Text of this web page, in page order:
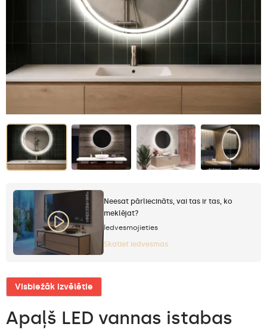
Neesat pārliecināts, vai tas ir tas, ko
meklējat?
Iedvesmojieties
Skatiet iedvesmas
Visbiežāk izvēlētie
Apaļš LED vannas istabas